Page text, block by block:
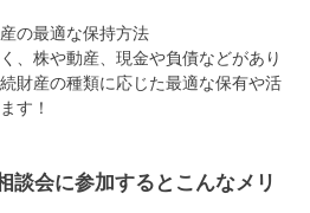
の最適な保持方法
、株や動産、現金や負債などがあり
財産の種類に応じた最適な保有や活
す！
談会に参加するとこんなメリ